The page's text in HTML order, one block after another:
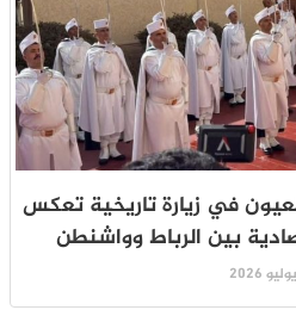
في زيارة تاريخية تعكس
بين الرباط وواشنطن